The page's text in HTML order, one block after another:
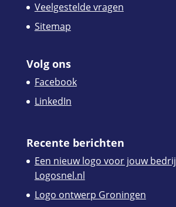
Veelgestelde vragen
Sitemap
Volg ons
Facebook
LinkedIn
Recente berichten
Een nieuw logo voor jouw
Logosnel.nl
Logo ontwerp Groningen